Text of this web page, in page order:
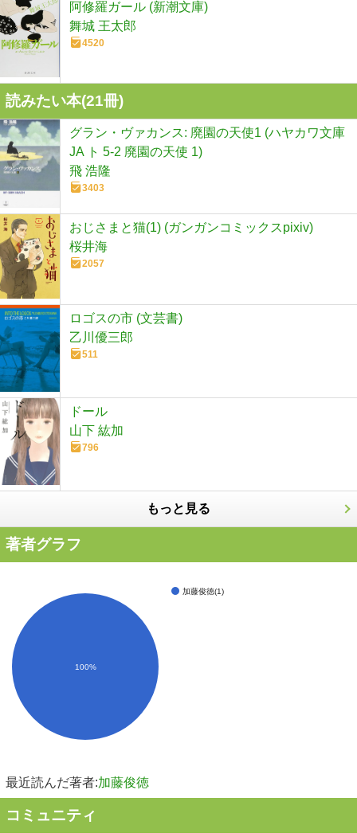
阿修羅ガール (新潮文庫)
舞城 王太郎
4520
読みたい本(21冊)
グラン・ヴァカンス: 廃園の天使1 (ハヤカワ文庫
JA ト 5-2 廃園の天使 1)
飛 浩隆
3403
おじさまと猫(1) (ガンガンコミックスpixiv)
桜井海
2057
ロゴスの市 (文芸書)
乙川優三郎
511
ドール
山下 紘加
796
もっと見る
著者グラフ
加藤俊徳(1)
100%
最近読んだ著者:加藤俊徳
コミュニティ